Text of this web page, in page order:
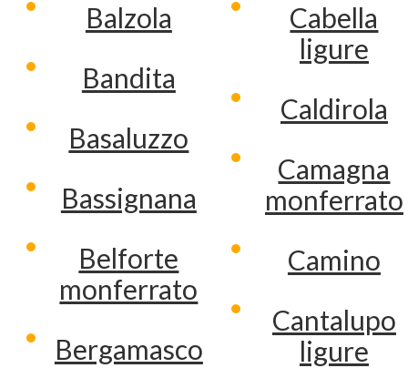
Balzola
Bandita
Basaluzzo
Bassignana
Belforte
monferrato
Bergamasco
Cabella
ligure
Caldirola
Camagna
monferrato
Camino
Cantalupo
ligure